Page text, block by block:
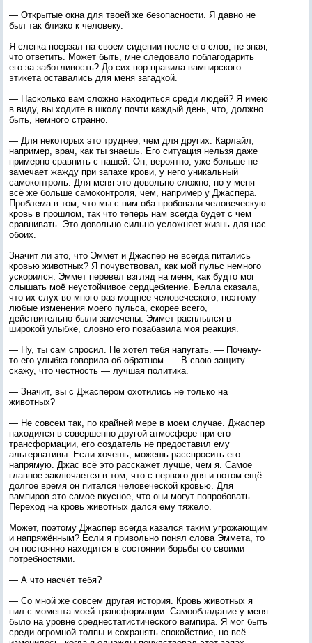
— Открытые окна для твоей же безопасности. Я давно не
был так близко к человеку.
Я слегка поерзал на своем сидении после его слов, не зная,
что ответить. Может быть, мне следовало поблагодарить
его за заботливость? До сих пор правила вампирского
этикета оставались для меня загадкой.
— Насколько вам сложно находиться среди людей? Я имею
в виду, вы ходите в школу почти каждый день, что, должно
быть, немного странно.
— Для некоторых это труднее, чем для других. Карлайл,
например, врач, как ты знаешь. Его ситуация нельзя даже
примерно сравнить с нашей. Он, вероятно, уже больше не
замечает жажду при запахе крови, у него уникальный
самоконтроль. Для меня это довольно сложно, но у меня
всё же больше самоконтроля, чем, например у Джаспера.
Проблема в том, что мы с ним оба пробовали человеческую
кровь в прошлом, так что теперь нам всегда будет с чем
сравнивать. Это довольно сильно усложняет жизнь для нас
обоих.
Значит ли это, что Эммет и Джаспер не всегда питались
кровью животных? Я почувствовал, как мой пульс немного
ускорился. Эммет перевел взгляд на меня, как будто мог
слышать моё неустойчивое сердцебиение. Белла сказала,
что их слух во много раз мощнее человеческого, поэтому
любые изменения моего пульса, скорее всего,
действительно были замечены. Эммет расплылся в
широкой улыбке, словно его позабавила моя реакция.
— Ну, ты сам спросил. Не хотел тебя напугать. — Почему-
то его улыбка говорила об обратном. — В свою защиту
скажу, что честность — лучшая политика.
— Значит, вы с Джаспером охотились не только на
животных?
— Не совсем так, по крайней мере в моем случае. Джаспер
находился в совершенно другой атмосфере при его
трансформации, его создатель не предоставил ему
альтернативы. Если хочешь, можешь расспросить его
напрямую. Джас всё это расскажет лучше, чем я. Самое
главное заключается в том, что с первого дня и потом ещё
долгое время он питался человеческой кровью. Для
вампиров это самое вкусное, что они могут попробовать.
Переход на кровь животных дался ему тяжело.
Может, поэтому Джаспер всегда казался таким угрожающим
и напряжённым? Если я привольно понял слова Эммета, то
он постоянно находится в состоянии борьбы со своими
потребностями.
— А что насчёт тебя?
— Со мной же совсем другая история. Кровь животных я
пил с момента моей трансформации. Самообладание у меня
было на уровне среднестатистического вампира. Я мог быть
среди огромной толпы и сохранять спокойствие, но всё